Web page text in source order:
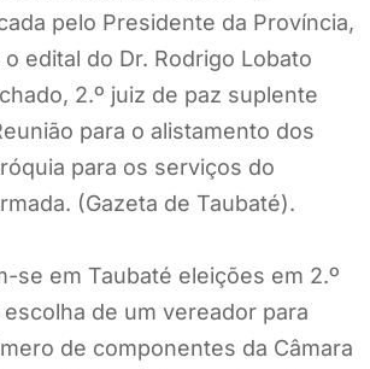
pelo Presidente da Província,
edital do Dr. Rodrigo Lobato
2.º juiz de paz suplente
para o alistamento dos
para os serviços do
(Gazeta de Taubaté).
se em Taubaté eleições em 2.º
de um vereador para
de componentes da Câmara